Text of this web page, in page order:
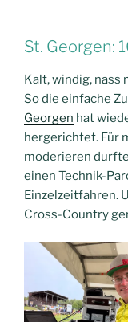
St. Georgen:
Kalt, windig, nass
So die einfache
Georgen hat
hergerichtet. Für
moderieren
einen Technik-
Einzelzeitfahren.
Cross-Country